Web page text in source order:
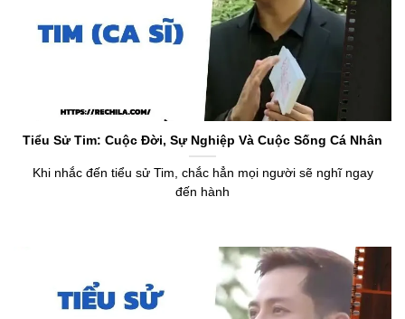
Tiểu Sử Tim: Cuộc Đời, Sự Nghiệp Và Cuộc Sống Cá Nhân
Khi nhắc đến tiểu sử Tim, chắc hẳn mọi người sẽ nghĩ ngay
đến hành